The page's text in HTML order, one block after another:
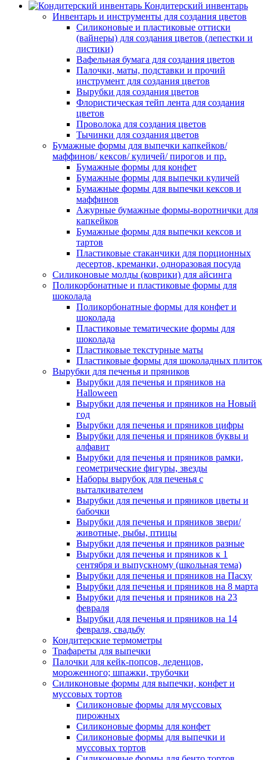
Кондитерский инвентарь
Инвентарь и инструменты для создания цветов
Силиконовые и пластиковые оттиски
(вайнеры) для создания цветов (лепестки и
листики)
Вафельная бумага для создания цветов
Палочки, маты, подставки и прочий
инструмент для создания цветов
Вырубки для создания цветов
Флористическая тейп лента для создания
цветов
Проволока для создания цветов
Тычинки для создания цветов
Бумажные формы для выпечки капкейков/
маффинов/ кексов/ куличей/ пирогов и пр.
Бумажные формы для конфет
Бумажные формы для выпечки куличей
Бумажные формы для выпечки кексов и
маффинов
Ажурные бумажные формы-воротнички для
капкейков
Бумажные формы для выпечки кексов и
тартов
Пластиковые стаканчики для порционных
десертов, креманки, одноразовая посуда
Силиконовые молды (коврики) для айсинга
Поликорбонатные и пластиковые формы для
шоколада
Поликорбонатные формы для конфет и
шоколада
Пластиковые тематические формы для
шоколада
Пластиковые текстурные маты
Пластиковые формы для шоколадных плиток
Вырубки для печенья и пряников
Вырубки для печенья и пряников на
Halloween
Вырубки для печенья и пряников на Новый
год
Вырубки для печенья и пряников цифры
Вырубки для печенья и пряников буквы и
алфавит
Вырубки для печенья и пряников рамки,
геометрические фигуры, звезды
Наборы вырубок для печенья с
выталкивателем
Вырубки для печенья и пряников цветы и
бабочки
Вырубки для печенья и пряников звери/
животные, рыбы, птицы
Вырубки для печенья и пряников разные
Вырубки для печенья и пряников к 1
сентября и выпускному (школьная тема)
Вырубки для печенья и пряников на Пасху
Вырубки для печенья и пряников на 8 марта
Вырубки для печенья и пряников на 23
февраля
Вырубки для печенья и пряников на 14
февраля, свадьбу
Кондитерские термометры
Трафареты для выпечки
Палочки для кейк-попсов, леденцов,
мороженного; шпажки, трубочки
Силиконовые формы для выпечки, конфет и
муссовых тортов
Силиконовые формы для муссовых
пирожных
Силиконовые формы для конфет
Силиконовые формы для выпечки и
муссовых тортов